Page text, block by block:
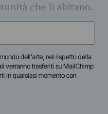
che li abitano.
dell'arte, nel rispetto della
verranno trasferiti su MailChimp
in qualsiasi momento con